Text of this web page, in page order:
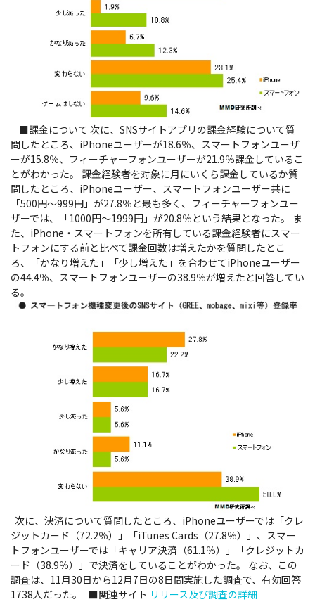
■課金について 次に、SNSサイトアプリの課金経験について質
問したところ、iPhoneユーザーが18.6％、スマートフォンユーザ
ーが15.8％、フィーチャーフォンユーザーが21.9％課金しているこ
とがわかった。 課金経験者を対象に月にいくら課金しているか質
問したところ、iPhoneユーザー、スマートフォンユーザー共に
「500円～999円」が27.8％と最も多く、フィーチャーフォンユー
ザーでは、「1000円～1999円」が20.8％という結果となった。 ま
た、iPhone・スマートフォンを所有している課金経験者にスマー
トフォンにする前と比べて課金回数は増えたかを質問したとこ
ろ、「かなり増えた」「少し増えた」を合わせてiPhoneユーザー
の44.4％、スマートフォンユーザーの38.9％が増えたと回答してい
る。
次に、決済について質問したところ、iPhoneユーザーでは「クレ
ジットカード（72.2％）」「iTunes Cards（27.8％）」、スマー
トフォンユーザーでは「キャリア決済（61.1％）」「クレジットカ
ード（38.9％）」で決済をしていることがわかった。 なお、この
調査は、11月30日から12月7日の8日間実施した調査で、有効回答
1738人だった。 ■関連サイト リリース及び調査の詳細